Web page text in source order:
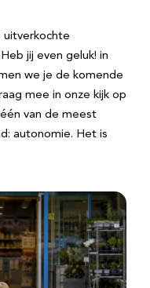
uitverkochte
jij even geluk! in
we je de komende
mee in onze kijk op
van de meest
autonomie. Het is